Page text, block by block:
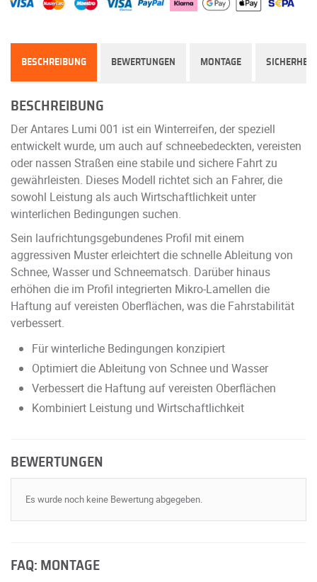
BESCHREIBUNG BEWERTUNGEN MONTAGE SICHERHEIT
BESCHREIBUNG
Der Antares Lumi 001 ist ein Winterreifen, der speziell
entwickelt wurde, um auch auf schneebedeckten, vereisten
oder nassen Straßen eine stabile und sichere Fahrt zu
gewährleisten. Dieses Modell richtet sich an Fahrer, die
sowohl Leistung als auch Wirtschaftlichkeit unter
winterlichen Bedingungen suchen.
Sein laufrichtungsgebundenes Profil mit einem
aggressiven Muster erleichtert die schnelle Ableitung von
Schnee, Wasser und Schneematsch. Darüber hinaus
erhöhen die im Profil integrierten Mikro-Lamellen die
Haftung auf vereisten Oberflächen, was die Fahrstabilität
verbessert.
Für winterliche Bedingungen konzipiert
Optimiert die Ableitung von Schnee und Wasser
Verbessert die Haftung auf vereisten Oberflächen
Kombiniert Leistung und Wirtschaftlichkeit
BEWERTUNGEN
Es wurde noch keine Bewertung abgegeben.
FAQ: MONTAGE